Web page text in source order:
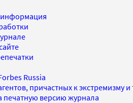
информация
Russia
причастных к
печатную версию журнала